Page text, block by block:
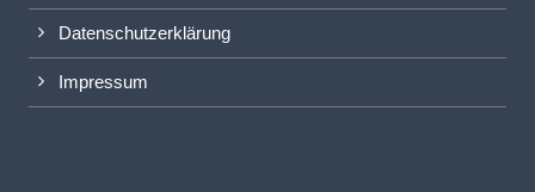
Datenschutzerklärung
Impressum